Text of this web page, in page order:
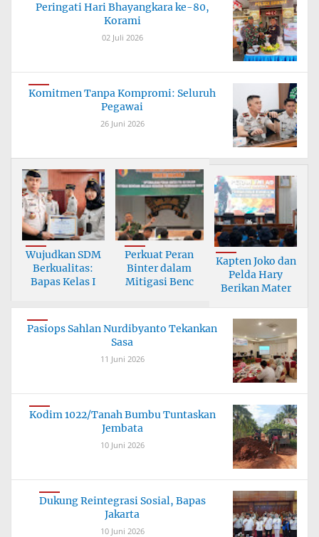
Peringati Hari Bhayangkara ke-80,
Korami
02 Juli 2026
Komitmen Tanpa Kompromi: Seluruh
Pegawai
26 Juni 2026
Wujudkan SDM
Berkualitas:
Bapas Kelas I
Perkuat Peran
Binter dalam
Mitigasi Benc
Kapten Joko dan
Pelda Hary
Berikan Mater
Pasiops Sahlan Nurdibyanto Tekankan
Sasa
11 Juni 2026
Kodim 1022/Tanah Bumbu Tuntaskan
Jembata
10 Juni 2026
Dukung Reintegrasi Sosial, Bapas
Jakarta
10 Juni 2026